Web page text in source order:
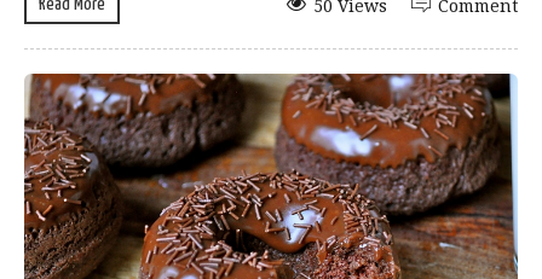
Read More Comment
50 Views